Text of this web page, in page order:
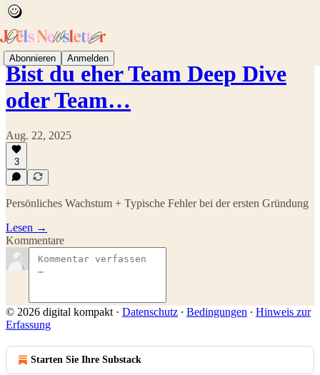
Abonnieren Anmelden
Bist du eher Team Deep Dive
oder Team…
Aug. 22, 2025
3
Persönliches Wachstum + Typische Fehler bei der ersten Gründung
Lesen →
Kommentare
© 2026 digital kompakt · Datenschutz ∙ Bedingungen ∙ Hinweis zur
Erfassung
Starten Sie Ihre Substack